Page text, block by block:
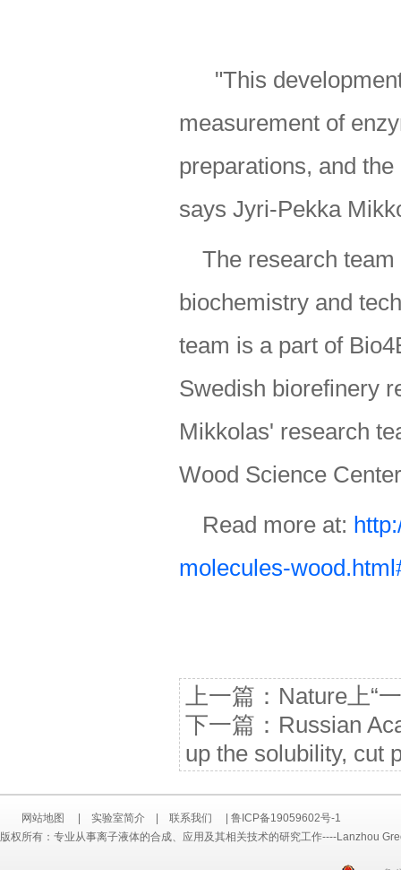
"This
measurement of
preparations, and
says Jyri-Pekka
The research
biochemistry and
team is a part of
Swedish biorefinery
Mikkolas' research
Wood Science
Read more at:
molecules-
上一篇： Nature上“
下一篇： Russian
up the solubility, cut
网站地图 实验室简介 联系我们
鲁ICP备19059602号-1
版权所有：专业从事离子液体的合成、应用及其相关技术的研究工作----Lanzhou